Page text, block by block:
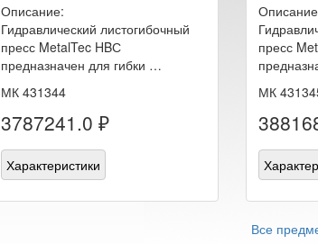
Описание:
Гидравлический листогибочный
пресс MetalTec HBС
предназначен для гибки …
МК 431344
3787241.0 ₽
Характеристики
пресс
МК
Все